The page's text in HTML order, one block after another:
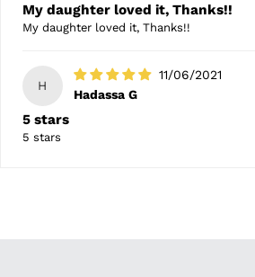
My daughter loved it, Thanks!!
My daughter loved it, Thanks!!
H
11/06/2021
Hadassa G
5 stars
5 stars